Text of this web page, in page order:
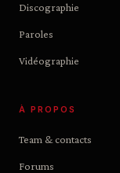
Discographie
Paroles
Vidéographie
À PROPOS
Team & contacts
Forums